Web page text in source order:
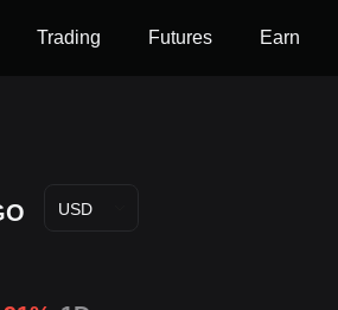
Trading Futures Earn
USD